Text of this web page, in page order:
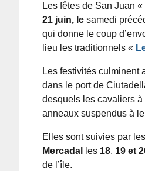
Les fêtes de San Juan «
21 juin, le samedi
qui donne le coup
lieu les traditionnels «
Les festivités culminent
dans le port de
desquels les cavaliers à
anneaux suspendus à
Elles sont suivies par
Mercadal
les 18, 19 et
de l’île.